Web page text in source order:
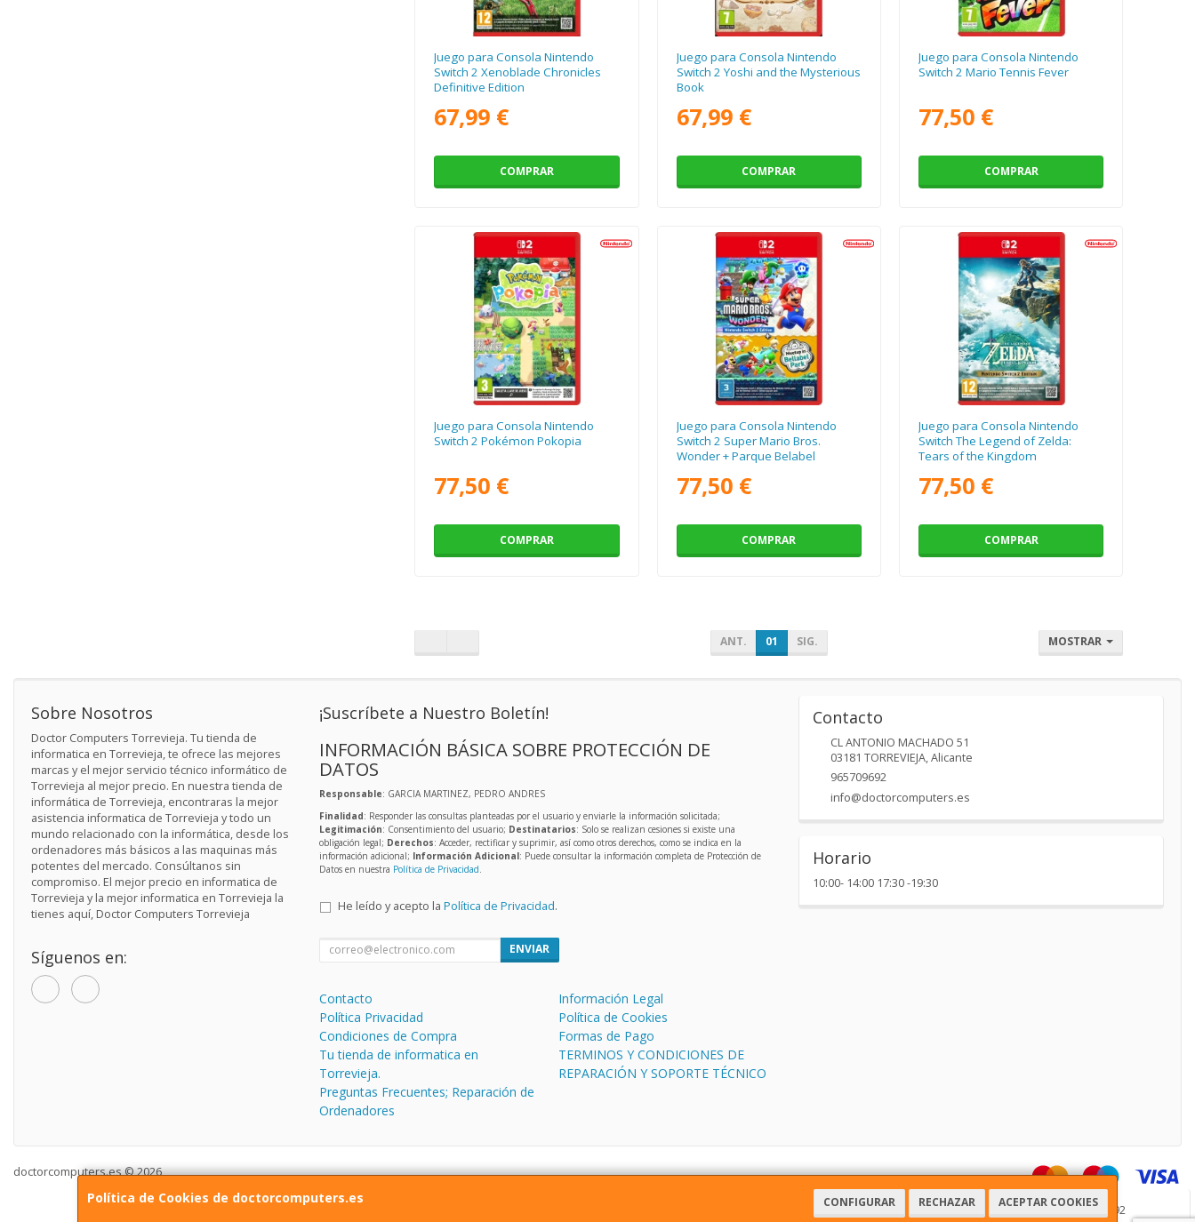
Juego para Consola Nintendo
Switch 2 Xenoblade Chronicles
Definitive Edition
67,99 €
COMPRAR
Juego para Consola Nintendo
Switch 2 Yoshi and the Mysterious
Book
67,99 €
COMPRAR
Juego para Consola Nintendo
Switch 2 Mario Tennis Fever
77,50 €
COMPRAR
Juego para Consola Nintendo
Switch 2 Pokémon Pokopia
77,50 €
COMPRAR
Juego para Consola Nintendo
Switch 2 Super Mario Bros.
Wonder + Parque Belabel
77,50 €
COMPRAR
Juego para Consola Nintendo
Switch The Legend of Zelda:
Tears of the Kingdom
77,50 €
COMPRAR
ANT. 01 SIG. MOSTRAR
Política de Cookies de doctorcomputers.es CONFIGURAR RECHAZAR ACEPTAR COOKIES
Sobre Nosotros
Doctor Computers Torrevieja. Tu tienda de
informatica en Torrevieja, te ofrece las mejores
marcas y el mejor servicio técnico informático de
Torrevieja al mejor precio. En nuestra tienda de
informática de Torrevieja, encontraras la mejor
asistencia informatica de Torrevieja y todo un
mundo relacionado con la informática, desde los
ordenadores más básicos a las maquinas más
potentes del mercado. Consúltanos sin
compromiso. El mejor precio en informatica de
Torrevieja y la mejor informatica en Torrevieja la
tienes aquí, Doctor Computers Torrevieja
Síguenos en:
¡Suscríbete a Nuestro Boletín!
INFORMACIÓN BÁSICA SOBRE PROTECCIÓN DE
DATOS
Responsable: GARCIA MARTINEZ, PEDRO ANDRES
Finalidad: Responder las consultas planteadas por el usuario y enviarle la información solicitada;
Legitimación: Consentimiento del usuario; Destinatarios: Solo se realizan cesiones si existe una
obligación legal; Derechos: Acceder, rectificar y suprimir, así como otros derechos, como se indica en la
información adicional; Información Adicional: Puede consultar la información completa de Protección de
Datos en nuestra Política de Privacidad
He leído y acepto la Política de Privacidad.
ENVIAR
Contacto
Información Legal
Política Privacidad
Política de Cookies
Condiciones de Compra
Formas de Pago
Tu tienda de informatica en
Torrevieja.
TERMINOS Y CONDICIONES DE
REPARACIÓN Y SOPORTE TÉCNICO
Preguntas Frecuentes; Reparación de
Ordenadores
Contacto
CL ANTONIO MACHADO 51
03181 TORREVIEJA,Alicante
965709692
info@doctorcomputers.es
Horario
10:00- 14:00 17:30 -19:30
doctorcomputers.es © 2026
CL Antonio Machado 51, 03181, Alicante, España. - C.I.F.: 29016123J - Tfno: 965709692